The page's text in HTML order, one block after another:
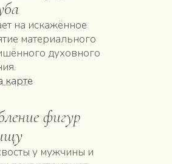
на искажённое
материального
духовного
карте
фигур
у мужчины и